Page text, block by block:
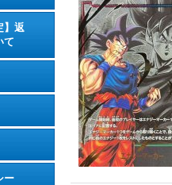
】返
て
ー